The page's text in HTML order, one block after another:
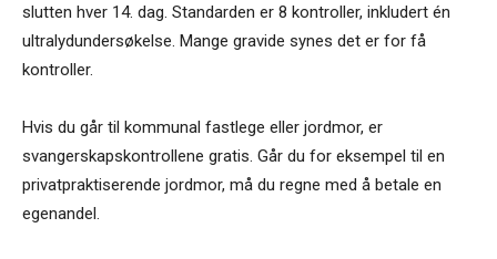
slutten hver 14. dag. Standarden er 8 kontroller, inkludert én
ultralydundersøkelse. Mange gravide synes det er for få
kontroller.
Hvis du går til kommunal fastlege eller jordmor, er
svangerskapskontrollene gratis. Går du for eksempel til en
privatpraktiserende jordmor, må du regne med å betale en
egenandel.